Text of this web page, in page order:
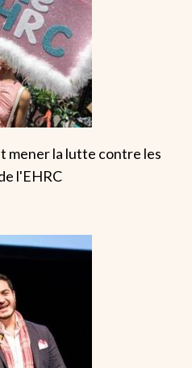
mener la lutte contre les
l'EHRC